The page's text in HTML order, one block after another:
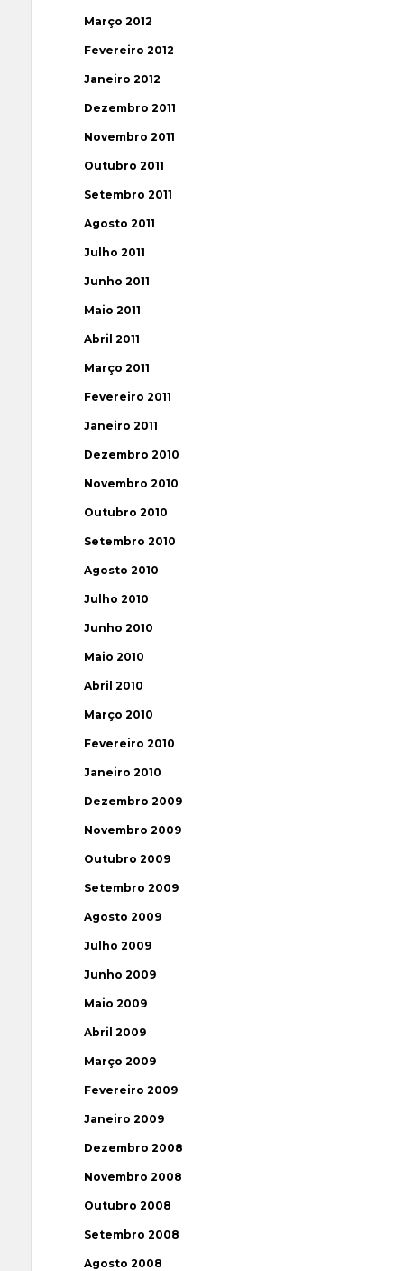
Março 2012
Fevereiro 2012
Janeiro 2012
Dezembro 2011
Novembro 2011
Outubro 2011
Setembro 2011
Agosto 2011
Julho 2011
Junho 2011
Maio 2011
Abril 2011
Março 2011
Fevereiro 2011
Janeiro 2011
Dezembro 2010
Novembro 2010
Outubro 2010
Setembro 2010
Agosto 2010
Julho 2010
Junho 2010
Maio 2010
Abril 2010
Março 2010
Fevereiro 2010
Janeiro 2010
Dezembro 2009
Novembro 2009
Outubro 2009
Setembro 2009
Agosto 2009
Julho 2009
Junho 2009
Maio 2009
Abril 2009
Março 2009
Fevereiro 2009
Janeiro 2009
Dezembro 2008
Novembro 2008
Outubro 2008
Setembro 2008
Agosto 2008